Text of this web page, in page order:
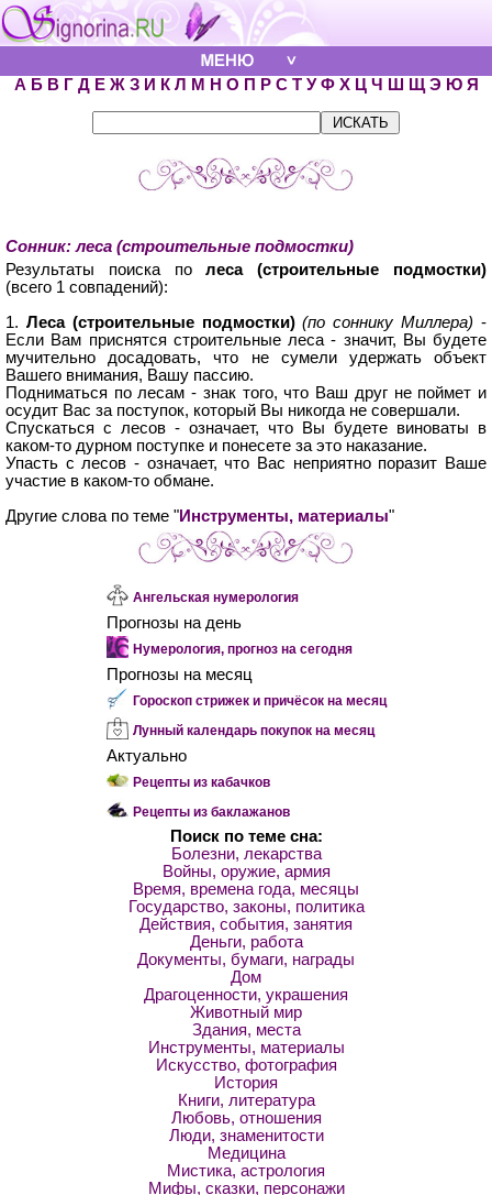
А Б В Г Д Е Ж З И К Л М Н О П Р С Т У Ф Х Ц Ч Ш Щ Э Ю Я
Сонник: леса (строительные подмостки)
Результаты поиска полеса (строительные подмостки)
(всего 1 совпадений):
1. Леса (строительные подмостки)(по соннику Миллера) -
Если Вам приснятся строительные леса - значит, Вы будете
мучительно досадовать, что не сумели удержать объект
Вашего внимания, Вашу пассию.
Подниматься по лесам - знак того, что Ваш друг не поймет и
осудит Вас за поступок, который Вы никогда не совершали.
Спускаться с лесов - означает, что Вы будете виноваты в
каком-то дурном поступке и понесете за это наказание.
Упасть с лесов - означает, что Вас неприятно поразит Ваше
участие в каком-то обмане.
Другие слова по теме "Инструменты, материалы"
Ангельская нумерология
Прогнозы на день
Нумерология, прогноз на сегодня
Прогнозы на месяц
Гороскоп стрижек и причёсок на месяц
Лунный календарь покупок на месяц
Актуально
Рецепты из кабачков
Рецепты из баклажанов
Поиск по теме сна:
Болезни, лекарства
Войны, оружие, армия
Время, времена года, месяцы
Государство, законы, политика
Действия, события, занятия
Деньги, работа
Документы, бумаги, награды
Дом
Драгоценности, украшения
Животный мир
Здания, места
Инструменты, материалы
Искусство, фотография
История
Книги, литература
Любовь, отношения
Люди, знаменитости
Медицина
Мистика, астрология
Мифы, сказки, персонажи